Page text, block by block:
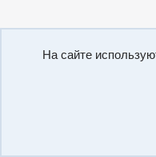
На сайте